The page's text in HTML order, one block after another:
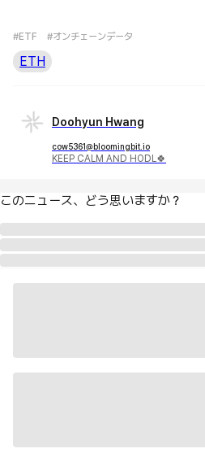
#ETF #オンチェーンデータ
ETH
Doohyun Hwang
cow5361@bloomingbit.io
KEEP CALM AND HODL🍀
このニュース、どう思いますか？